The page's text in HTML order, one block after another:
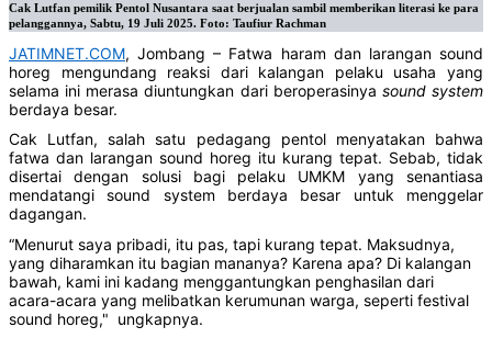
Cak Lutfan pemilik Pentol Nusantara saat berjualan sambil memberikan literasi ke para
pelanggannya, Sabtu, 19 Juli 2025. Foto: Taufiur Rachman
JATIMNET.COM, Jombang – Fatwa haram dan larangan sound
horeg mengundang reaksi dari kalangan pelaku usaha yang
selama ini merasa diuntungkan dari beroperasinya sound system
berdaya besar.
Cak Lutfan, salah satu pedagang pentol menyatakan bahwa
fatwa dan larangan sound horeg itu kurang tepat. Sebab, tidak
disertai dengan solusi bagi pelaku UMKM yang senantiasa
mendatangi sound system berdaya besar untuk menggelar
dagangan.
“Menurut saya pribadi, itu pas, tapi kurang tepat. Maksudnya,
yang diharamkan itu bagian mananya? Karena apa? Di kalangan
bawah, kami ini kadang menggantungkan penghasilan dari
acara-acara yang melibatkan kerumunan warga, seperti festival
sound horeg," ungkapnya.